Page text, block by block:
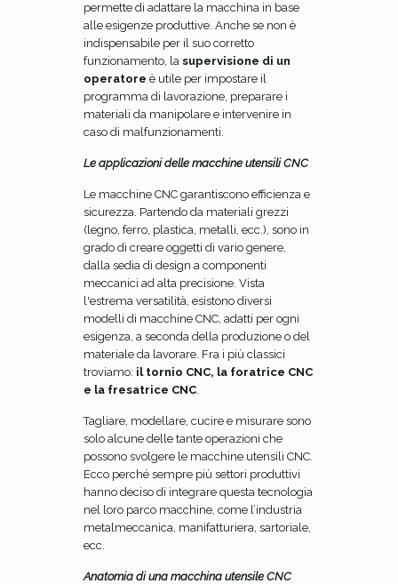
permette di adattare la macchina in base
alle esigenze produttive. Anche se non è
indispensabile per il suo corretto
funzionamento, la supervisione di un
operatore è utile per impostare il
programma di lavorazione, preparare i
materiali da manipolare e intervenire in
caso di malfunzionamenti.
Le applicazioni delle macchine utensili CNC
Le macchine CNC garantiscono efficienza e
sicurezza. Partendo da materiali grezzi
(legno, ferro, plastica, metalli, ecc.), sono in
grado di creare oggetti di vario genere,
dalla sedia di design a componenti
meccanici ad alta precisione. Vista
l'estrema versatilità, esistono diversi
modelli di macchine CNC, adatti per ogni
esigenza, a seconda della produzione o del
materiale da lavorare. Fra i più classici
troviamo: il tornio CNC, la foratrice CNC
e la fresatrice CNC.
Tagliare, modellare, cucire e misurare sono
solo alcune delle tante operazioni che
possono svolgere le macchine utensili CNC.
Ecco perché sempre più settori produttivi
hanno deciso di integrare questa tecnologia
nel loro parco macchine, come l’industria
metalmeccanica, manifatturiera, sartoriale,
ecc.
Anatomia di una macchina utensile CNC